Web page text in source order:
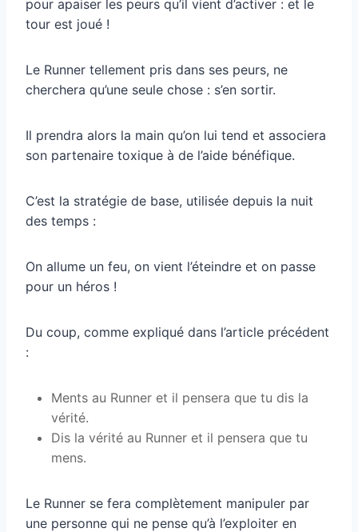
pour apaiser les peurs qu’il vient d’activer : et le
tour est joué !
Le Runner tellement pris dans ses peurs, ne
cherchera qu’une seule chose : s’en sortir.
Il prendra alors la main qu’on lui tend et associera
son partenaire toxique à de l’aide bénéfique.
C’est la stratégie de base, utilisée depuis la nuit
des temps :
On allume un feu, on vient l’éteindre et on passe
pour un héros !
Du coup, comme expliqué dans l’article précédent
:
Ments au Runner et il pensera que tu dis la
vérité.
Dis la vérité au Runner et il pensera que tu
mens.
Le Runner se fera complètement manipuler par
une personne qui ne pense qu’à l’exploiter en